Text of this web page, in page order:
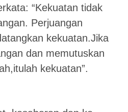
“Kekuatan tidak
Perjuangan
kekuatan.Jika
dan memutuskan
kekuatan”.